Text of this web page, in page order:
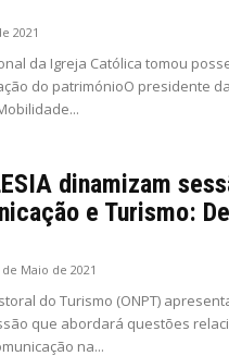
2021
da Igreja Católica tomou
do patrimónioO presidente
dinamizam
e Turismo:
de Maio de 2021
do Turismo (ONPT)
que abordará questões
na...